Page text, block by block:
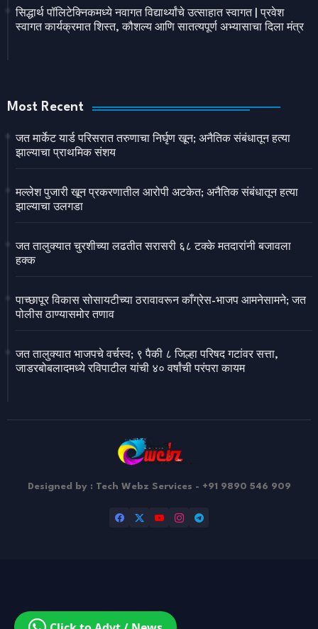
सिद्धार्थ पॉलिटेक्निकमध्ये नवागत विद्यार्थ्यांचे उत्साहात स्वागत | प्रवेश
स्वागत कार्यक्रमात शिस्त, कौशल्य आणि सातत्यपूर्ण अभ्यासाचा दिला मंत्र
Most Recent
जत मार्केट यार्ड परिसरात तरुणाचा निर्घृण खून; अनैतिक संबंधातून हत्या
झाल्याचा प्राथमिक संशय
मल्लेश पुजारी खून प्रकरणातील आरोपी अटकेत; अनैतिक संबंधातून हत्या
झाल्याचा उलगडा
जत तालुक्यात चुरशीच्या लढतीत सरासरी ६८ टक्के मतदारांनी बजावला
हक्क
पाच्छापूर विकास सोसायटीच्या ठरावावरून काँग्रेस-भाजप आमनेसामने; जत
पोलीस ठाण्यासमोर तणाव
जत तालुक्यात भाजपचे वर्चस्व; ९ पैकी ८ जिल्हा परिषद गटांवर सत्ता,
जाडरबोबलादमध्ये रविपाटील यांची ४० वर्षांची परंपरा कायम
Designed by : Tech Webz Services - +91 9890 546 909
Templates